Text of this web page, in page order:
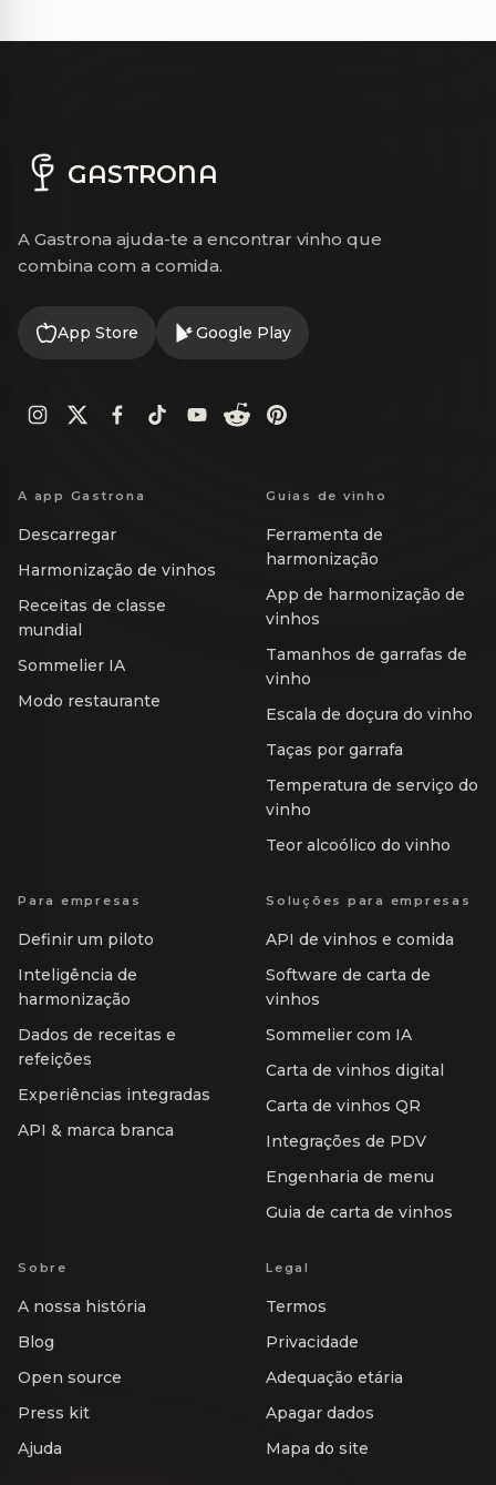
GASTRONA
A Gastrona ajuda-te a encontrar vinho que
combina com a comida.
App Store Google Play
A app Gastrona
Descarregar
Harmonização de vinhos
Receitas de classe
mundial
Sommelier IA
Modo restaurante
Guias de vinho
Ferramenta de
harmonização
App de harmonização de
vinhos
Tamanhos de garrafas de
vinho
Escala de doçura do vinho
Taças por garrafa
Temperatura de serviço do
vinho
Teor alcoólico do vinho
Para empresas
Definir um piloto
Inteligência de
harmonização
Dados de receitas e
refeições
Experiências integradas
API & marca branca
Soluções para empresas
API de vinhos e comida
Software de carta de
vinhos
Sommelier com IA
Carta de vinhos digital
Carta de vinhos QR
Integrações de PDV
Engenharia de menu
Guia de carta de vinhos
Sobre
A nossa história
Blog
Open source
Press kit
Ajuda
Legal
Termos
Privacidade
Adequação etária
Apagar dados
Mapa do site